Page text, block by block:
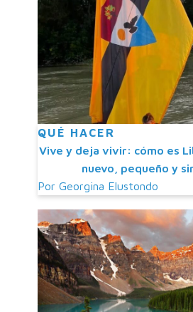
QUÉ HACER
Vive y deja vivir: cómo es
nuevo, pequeño y
Por Georgina Elustondo